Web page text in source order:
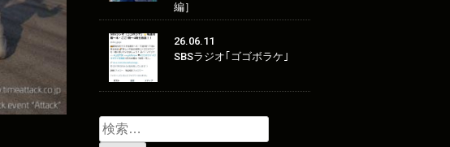
編］
26.06.11
SBSラジオ｢ゴゴボラケ｣
検
索: